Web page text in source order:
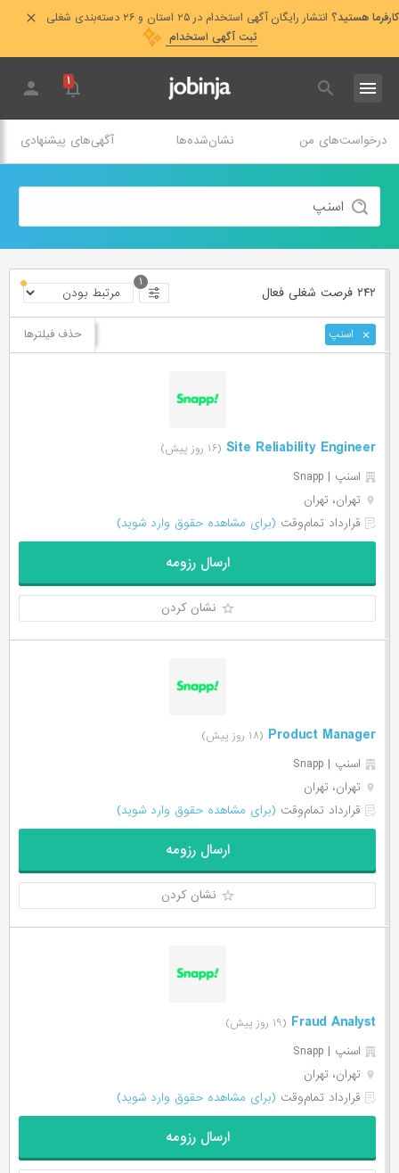
کارفرما هستید؟ انتشار رایگان آگهی استخدام در ۲۵ استان و ۲۶ دسته‌بندی شغلی
ثبت آگهی استخدام
۱
درخواست‌های من نشان‌شده‌ها آگهی‌های پیشنهادی
۲۴۲ فرصت ‌شغلی فعال
۱
اسنپ حذف فیلترها
Site Reliability Engineer (۱۶ روز پیش)
اسنپ | Snapp
تهران، تهران
قرارداد تمام‌وقت (برای مشاهده حقوق وارد شوید)
ارسال رزومه
نشان کردن
Product Manager (۱۸ روز پیش)
اسنپ | Snapp
تهران، تهران
قرارداد تمام‌وقت (برای مشاهده حقوق وارد شوید)
ارسال رزومه
نشان کردن
Fraud Analyst (۱۹ روز پیش)
اسنپ | Snapp
تهران، تهران
قرارداد تمام‌وقت (برای مشاهده حقوق وارد شوید)
ارسال رزومه